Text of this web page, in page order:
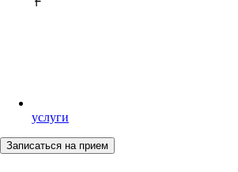
услуги
Записаться на прием